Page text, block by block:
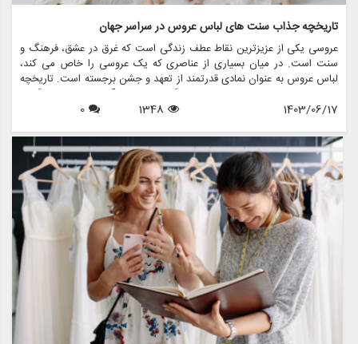
تاریخچه جذاب سنت های لباس عروس در سراسر جهان
عروسی یکی از عزیزترین نقاط عطف زندگی است که غرق در عشق، فرهنگ و
سنت است. در میان بسیاری از عناصری که یک عروسی را خاص می کند،
لباس عروس به عنوان نمادی قدرتمند از تعهد و جشن برجسته است. تاریخچه
سنت های لباس عروس به اندازه فرهنگ هایی که از آن سرچشمه می گیرند
متنوع است و ارزش های اجتماعی، آداب و رسوم منطقه ای و داستان های
های لباس عروسی در سراسر جهان را بررسی می کنیم و نشان می دهیم که
چگونه این آداب و رسوم در طول زمان تغییر کرده اند و معنای امروزی آنها
چیست.
1403/06/17
1348
0